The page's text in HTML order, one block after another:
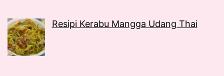
Resipi Kerabu Mangga Udang Thai